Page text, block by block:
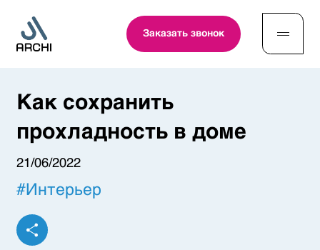
Заказать звонок
Как сохранить
прохладность в доме
21/06/2022
#Интерьер